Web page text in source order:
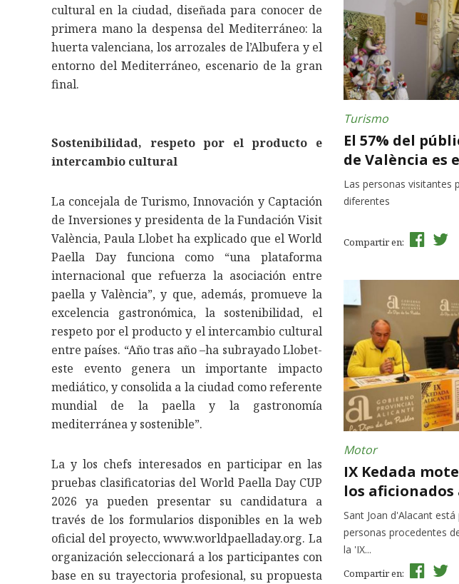
cultural en la ciudad, diseñada para conocer de
primera mano la despensa del Mediterráneo: la
huerta valenciana, los arrozales de l’Albufera y el
entorno del Mediterráneo, escenario de la gran
final.
Sostenibilidad, respeto por el producto e
intercambio cultural
La concejala de Turismo, Innovación y Captación
de Inversiones y presidenta de la Fundación Visit
València, Paula Llobet ha explicado que el World
Paella Day funciona como “una plataforma
internacional que refuerza la asociación entre
paella y València”, y que, además, promueve la
excelencia gastronómica, la sostenibilidad, el
respeto por el producto y el intercambio cultural
entre países. “Año tras año –ha subrayado Llobet-
este evento genera un importante impacto
mediático, y consolida a la ciudad como referente
mundial de la paella y la gastronomía
mediterránea y sostenible”.
La y los chefs interesados en participar en las
pruebas clasificatorias del World Paella Day CUP
2026 ya pueden presentar su candidatura a
través de los formularios disponibles en la web
oficial del proyecto, www.worldpaelladay.org. La
organización seleccionará a los participantes con
base en su trayectoria profesional, su propuesta
Turismo
El 57% del
de València es
Las personas visitantes
diferentes
Compartir en:
Motor
IX Kedada
los aficionados
Sant Joan d'Alacant
personas procedentes
la 'IX...
Compartir en: